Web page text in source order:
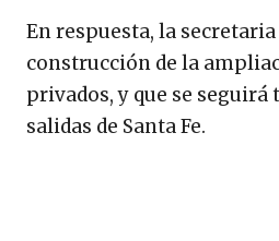
En respuesta, la
construcción de la
privados, y que se
salidas de Santa Fe.